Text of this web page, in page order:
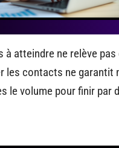
à atteindre ne relève
les contacts ne garantit
le volume pour finir